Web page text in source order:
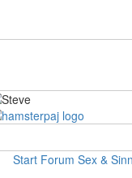
Start Forum Sex &